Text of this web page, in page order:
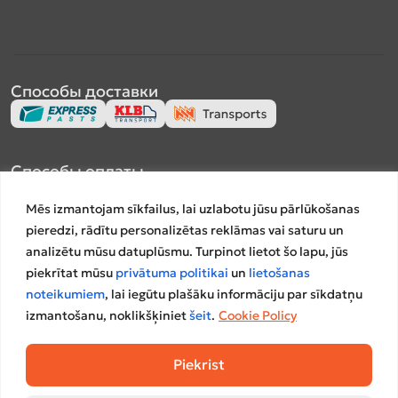
Mēs izmantojam sīkfailus, lai uzlabotu jūsu pārlūkošanas
pieredzi, rādītu personalizētas reklāmas vai saturu un
analizētu mūsu datuplūsmu. Turpinot lietot šo lapu, jūs
piekrītat mūsu privātuma politikai un lietošanas
noteikumiem, lai iegūtu plašāku informāciju par sīkdatņu
izmantošanu, noklikšķinietšeit. Cookie Policy
Piekrist
Способы доставки
Способы оплаты
Платформы сравнения